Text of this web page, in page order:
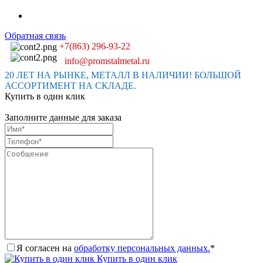
Обратная связь
+7(863) 296-93-22
info@promstalmetal.ru
20 ЛЕТ НА РЫНКЕ, МЕТАЛЛ В НАЛИЧИИ! БОЛЬШОЙ
АССОРТИМЕНТ НА СКЛАДЕ.
Купить в один клик
Заполните данные для заказа
Я согласен на обработку персональных данных.*
Купить в один клик